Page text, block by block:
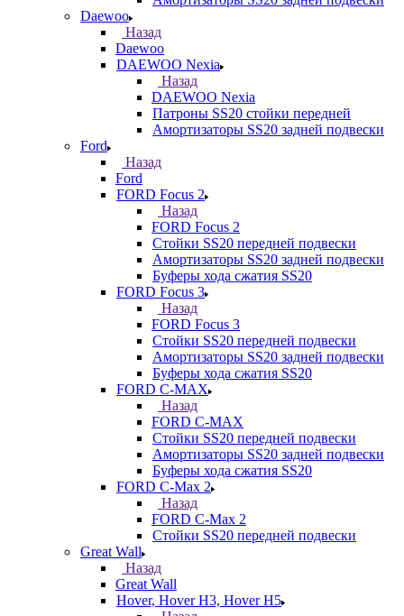
Daewoo
Назад
Daewoo
DAEWOO Nexia
Назад
DAEWOO Nexia
Патроны SS20 стойки передней
Амортизаторы SS20 задней подвески
Ford
Назад
Ford
FORD Focus 2
Назад
FORD Focus 2
Стойки SS20 передней подвески
Амортизаторы SS20 задней подвески
Буферы хода сжатия SS20
FORD Focus 3
Назад
FORD Focus 3
Стойки SS20 передней подвески
Амортизаторы SS20 задней подвески
Буферы хода сжатия SS20
FORD С-MAX
Назад
FORD С-MAX
Стойки SS20 передней подвески
Амортизаторы SS20 задней подвески
Буферы хода сжатия SS20
FORD C-Max 2
Назад
FORD C-Max 2
Стойки SS20 передней подвески
Great Wall
Назад
Great Wall
Hover, Hover H3, Hover H5